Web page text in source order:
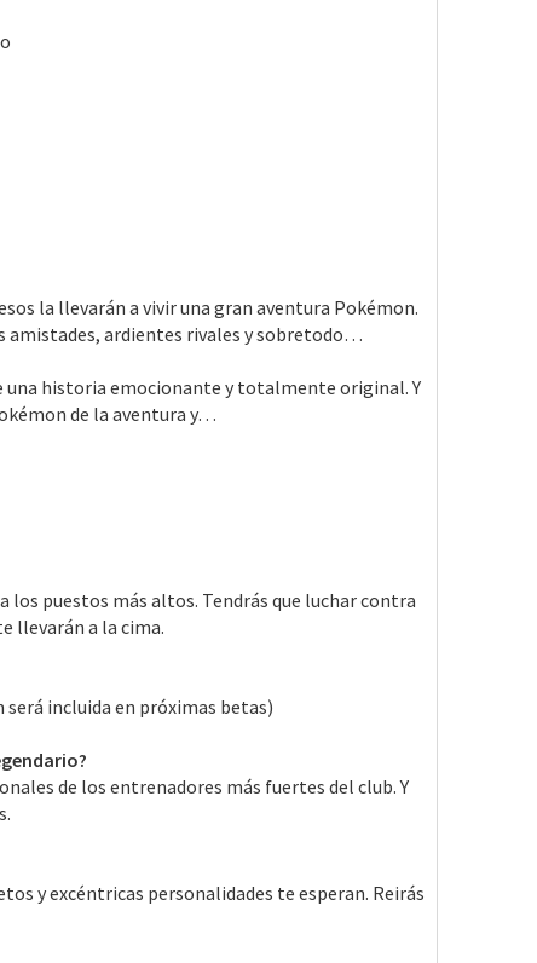
la llevarán a vivir una gran aventura Pokémon.
amistades, ardientes rivales y sobretodo…
una historia emocionante y totalmente original. Y
de la aventura y…
puestos más altos. Tendrás que luchar contra
llevarán a la cima.
será incluida en próximas betas)
de los entrenadores más fuertes del club. Y
y excéntricas personalidades te esperan. Reirás